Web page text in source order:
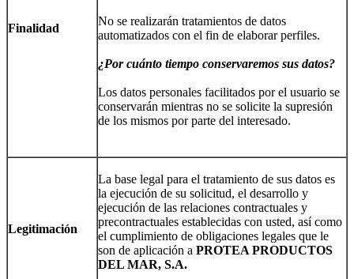
Finalidad
No se realizarán tratamientos de datos
automatizados con el fin de elaborar perfiles.
¿Por cuánto tiempo conservaremos sus datos?
Los datos personales facilitados por el usuario se
conservarán mientras no se solicite la supresión
de los mismos por parte del interesado.
Legitimación
La base legal para el tratamiento de sus datos es
la ejecución de su solicitud, el desarrollo y
ejecución de las relaciones contractuales y
precontractuales establecidas con usted, así como
el cumplimiento de obligaciones legales que le
son de aplicación a PROTEA PRODUCTOS
DEL MAR, S.A.